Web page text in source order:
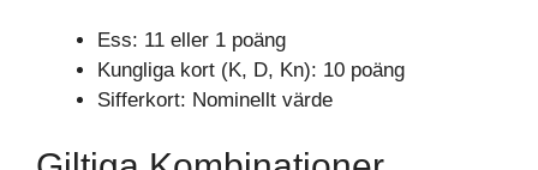
Ess: 11 eller 1 poäng
Kungliga kort (K, D, Kn): 10 poäng
Sifferkort: Nominellt värde